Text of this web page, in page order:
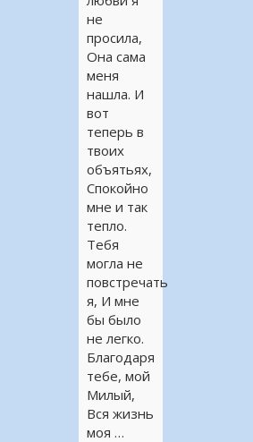
не
просила,
Она сама
меня
нашла. И
вот
теперь в
твоих
объятьях,
Спокойно
мне и так
тепло.
Тебя
могла не
повстречать
я, И мне
бы было
не легко.
Благодаря
тебе, мой
Милый,
Вся жизнь
моя …